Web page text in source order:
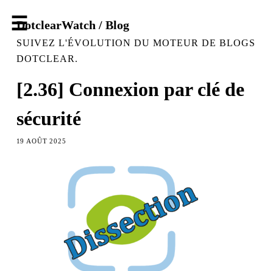
DotclearWatch / Blog
SUIVEZ L'ÉVOLUTION DU MOTEUR DE BLOGS
DOTCLEAR.
[2.36] Connexion par clé de
sécurité
19 AOÛT 2025